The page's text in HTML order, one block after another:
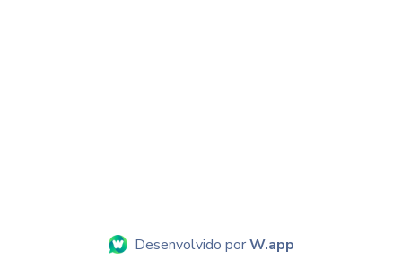
Desenvolvido porW.app